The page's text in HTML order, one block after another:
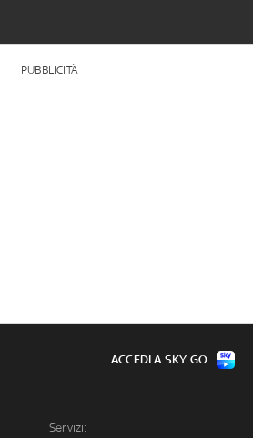
PUBBLICITÀ
Servizi:
ACCEDI A SKY GO